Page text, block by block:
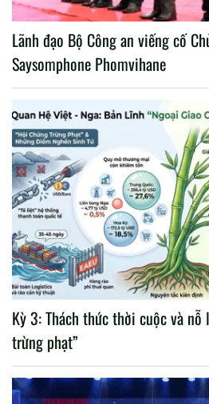
Lãnh đạo Bộ Công an viếng cố
Saysomphone Phomvihane
Kỳ 3: Thách thức thời cuộc và
trừng phạt”